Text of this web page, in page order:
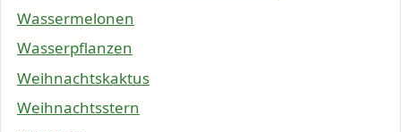
Wassermelonen
Wasserpflanzen
Weihnachtskaktus
Weihnachtsstern